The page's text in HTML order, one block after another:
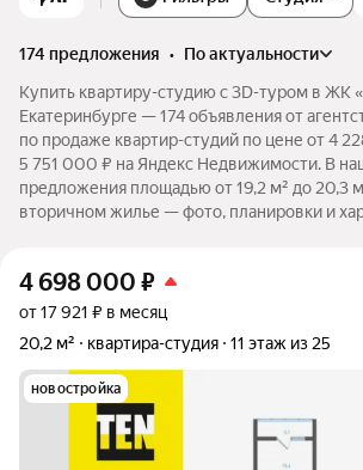
174 предложения •
по актуальности
Купить квартиру-студию c 3D-туром в ЖК
Екатеринбурге — 174 объявления от
по продаже квартир-студий по цене от 4
5 751 000 ₽ на Яндекс Недвижимости. В
предложения площадью от 19,2 м² до 20,3
вторичном жилье — фото, планировки и
4 698 000 ₽
от 17 921 ₽ в месяц
20,2 м²
квартира-студия 11 этаж из 25
новостройка